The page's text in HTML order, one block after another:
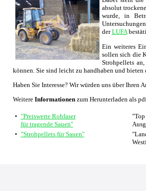
absolut
wurde, in
derLUFA
Ein weiteres
sollen sich die
Strohpellets
können. Sie sind leicht zu handhaben und bieten
Haben Sie Interesse? Wir würden uns über Ihren
Weitere Informationenzum Herunterladen als
• "Preiswerte Rohfaser
für tragende Sauen"
"Top
• "Strohpellets für Sauen"